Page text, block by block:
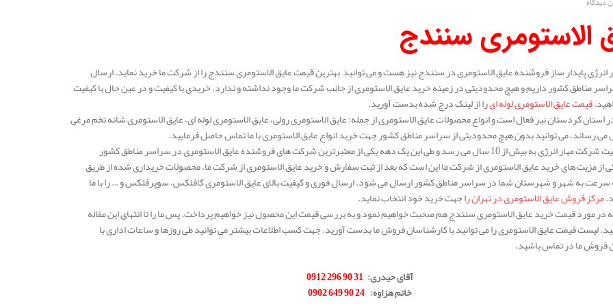
الاستومری سنندج
پایدار ساز فروشنده عایق الاستومری در سنندج نیز هست و می توانید بهترین قیمت عایق الاستومری سنندج را از شرکت ما خرید نماید. ارسال
مناطق کشور داریم و هیچ محدودیتی در زمینه خرید عایق الاستومری از جانب شرکت ما وجود نداشته و ندارد. خریدی با کیفیت و در عین حال با کیفیت
قیمت عایق الاستومری لوله ایرا از لینک درج شده بدست آورید.
کردستان نیز فعال است و انواع محصولات عایق الاستومری از جمله: عایق الاستومری رولی، عایق الاستومری لوله ای، عایق الاستومری شانه تخم مرغی
می رساند. می توانید بدون هیچ محدودیتی از سراسر مناطق کشور جهت خرید انواع عایق الاستومری با ما تماس حاصل فرمایید.
سابقه فعالیت شرکت مهار انرژی به بیش از 10 سال می رسد و طی این یک دهه یکی از معتبرترین شرکت های فروشنده عایق الاستومری در سراسر مناطق کشور
از مزیت های خرید عایق الاستومری از شرکت ما این است که بعد از ثبت سفارش و خرید عایق الاستومری از شرکت ما، محصولات خریداری شده از طریق
سرعت به شهر و شهرستان شما در سراسر مناطق کشور ارسال می شود. ارسال فوری و کیفیت بالای عایق الاستومری کافلکس، سوپرفلکس و … را با ما
مرکز فروش عایق الاستومری در تهرانرا جهت خرید خود انتخاب نماید.
در مورد قیمت خرید عایق الاستومری سنندج هم صحبت خواهیم نمود و به بررسی قیمت این محصول نیز خواهیم پرداخت. پس ما را تا انتهای این مقاله
لیست قیمت عایق الاستومری را می توانید با کارشناسان فروش ما بدست آورید. جهت کسب اطلاعات بیشتر می توانید طی روزها و ساعات اداری با
فروش ما در تماس باشید.
آقای حیدری:
31 90 296 0912
خانم هزاوه:
24 90 649 0902